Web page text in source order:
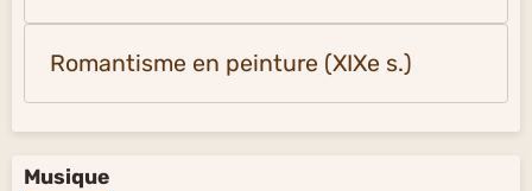
Romantisme en peinture (XIXe s.)
Musique